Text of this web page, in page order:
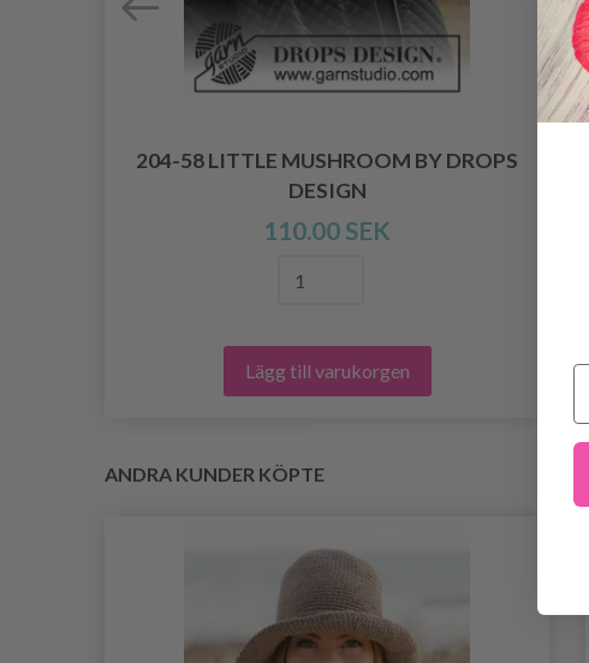
204-58 LITTLE MUSHROOM BY DROPS
DESIGN
110.00 SEK
Lägg till varukorgen
ANDRA KUNDER KÖPTE